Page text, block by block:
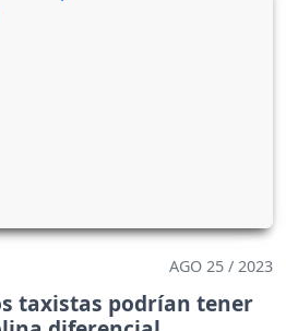
AGO 25 / 2023
taxistas podrían tener